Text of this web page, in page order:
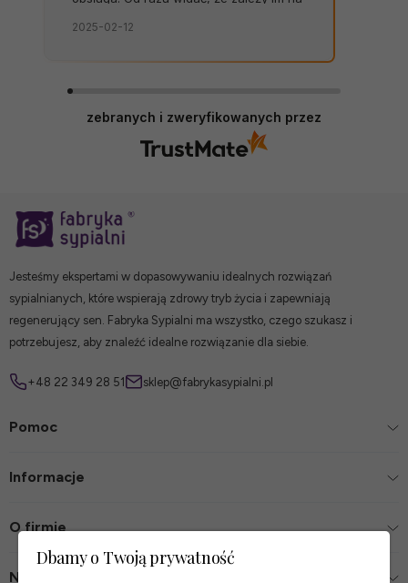
czas, bez zbędnych nerwów. Sklep bez
2025-02-12
zebranych i zweryfikowanych przez
Jesteśmy ekspertami w dopasowywaniu idealnych rozwiązań
sypialnianych, które wspierają zdrowy tryb życia i zapewniają
regenerujący sen. Fabryka Sypialni ma wszystko, czego szukasz i
potrzebujesz, aby znaleźć idealne rozwiązanie dla siebie.
+48 22 349 28 51 sklep@fabrykasypialni.pl
Pomoc
Informacje
O firmie
Nasze sklepy
Dbamy o Twoją prywatność